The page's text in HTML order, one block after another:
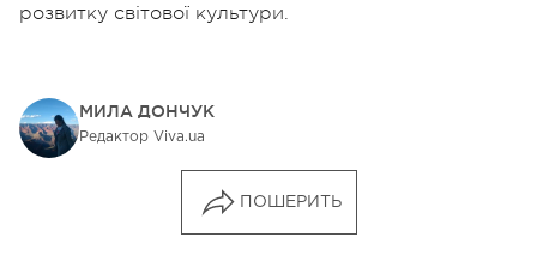
розвитку світової культури.
МИЛА ДОНЧУК
Редактор Viva.ua
ПОШЕРИТЬ